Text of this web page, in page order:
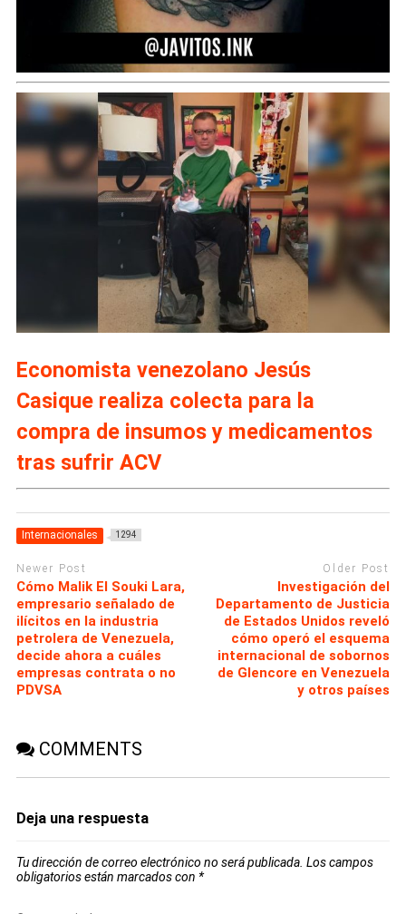
Economista venezolano Jesús
Casique realiza colecta para la
compra de insumos y medicamentos
tras sufrir ACV
Internacionales 1294
Newer Post
Cómo Malik El Souki Lara,
empresario señalado de
ilícitos en la industria
petrolera de Venezuela,
decide ahora a cuáles
empresas contrata o no
PDVSA
Older Post
Investigación del
Departamento de Justicia
de Estados Unidos reveló
cómo operó el esquema
internacional de sobornos
de Glencore en Venezuela
y otros países
COMMENTS
Deja una respuesta
Tu dirección de correo electrónico no será publicada. Los campos
obligatorios están marcados con *